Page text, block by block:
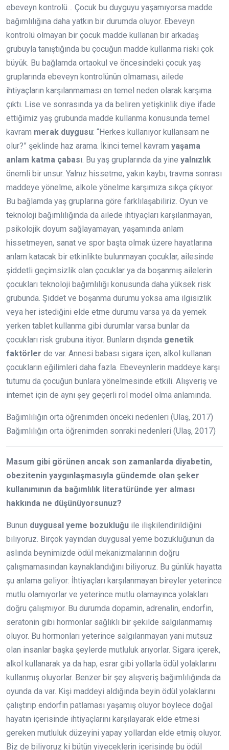
ebeveyn kontrolü… Çocuk bu duyguyu yaşamıyorsa madde
bağımlılığına daha yatkın bir durumda oluyor. Ebeveyn
kontrolü olmayan bir çocuk madde kullanan bir arkadaş
grubuyla tanıştığında bu çocuğun madde kullanma riski çok
büyük. Bu bağlamda ortaokul ve öncesindeki çocuk yaş
gruplarında ebeveyn kontrolünün olmaması, ailede
ihtiyaçların karşılanmaması en temel neden olarak karşıma
çıktı. Lise ve sonrasında ya da beliren yetişkinlik diye ifade
ettiğimiz yaş grubunda madde kullanma konusunda temel
kavram merak duygusu: “Herkes kullanıyor kullansam ne
olur?” şeklinde haz arama. İkinci temel kavram yaşama
anlam katma çabası . Bu yaş gruplarında da yine yalnızlık
önemli bir unsur. Yalnız hissetme, yakın kaybı, travma sonrası
maddeye yönelme, alkole yönelme karşımıza sıkça çıkıyor.
Bu bağlamda yaş gruplarına göre farklılaşabiliriz. Oyun ve
teknoloji bağımlılığında da ailede ihtiyaçları karşılanmayan,
psikolojik doyum sağlayamayan, yaşamında anlam
hissetmeyen, sanat ve spor başta olmak üzere hayatlarına
anlam katacak bir etkinlikte bulunmayan çocuklar, ailesinde
şiddetli geçimsizlik olan çocuklar ya da boşanmış ailelerin
çocukları teknoloji bağımlılığı konusunda daha yüksek risk
grubunda. Şiddet ve boşanma durumu yoksa ama ilgisizlik
veya her istediğini elde etme durumu varsa ya da yemek
yerken tablet kullanma gibi durumlar varsa bunlar da
çocukları risk grubuna itiyor. Bunların dışında genetik
faktörler de var. Annesi babası sigara içen, alkol kullanan
çocukların eğilimleri daha fazla. Ebeveynlerin maddeye karşı
tutumu da çocuğun bunlara yönelmesinde etkili. Alışveriş ve
internet için de aynı şey geçerli rol model olma anlamında.
Bağımlılığın orta öğrenimden önceki nedenleri (Ulaş, 2017)
Bağımlılığın orta öğrenimden sonraki nedenleri (Ulaş, 2017)
Masum gibi görünen ancak son zamanlarda diyabetin,
obezitenin yaygınlaşmasıyla gündemde olan şeker
kullanımının da bağımlılık literatüründe yer alması
hakkında ne düşünüyorsunuz?
Bunun duygusal yeme bozukluğu ile ilişkilendirildiğini
biliyoruz. Birçok yayından duygusal yeme bozukluğunun da
aslında beynimizde ödül mekanizmalarının doğru
çalışmamasından kaynaklandığını biliyoruz. Bu günlük hayatta
şu anlama geliyor: İhtiyaçları karşılanmayan bireyler yeterince
mutlu olamıyorlar ve yeterince mutlu olamayınca yolakları
doğru çalışmıyor. Bu durumda dopamin, adrenalin, endorfin,
seratonin gibi hormonlar sağlıklı bir şekilde salgılanmamış
oluyor. Bu hormonları yeterince salgılanmayan yani mutsuz
olan insanlar başka şeylerde mutluluk arıyorlar. Sigara içerek,
alkol kullanarak ya da hap, esrar gibi yollarla ödül yolaklarını
kullanmış oluyorlar. Benzer bir şey alışveriş bağımlılığında da
oyunda da var. Kişi maddeyi aldığında beyin ödül yolaklarını
çalıştırıp endorfin patlaması yaşamış oluyor böylece doğal
hayatın içerisinde ihtiyaçlarını karşılayarak elde etmesi
gereken mutluluk düzeyini yapay yollardan elde etmiş oluyor.
Biz de biliyoruz ki bütün yiyeceklerin içerisinde bu ödül